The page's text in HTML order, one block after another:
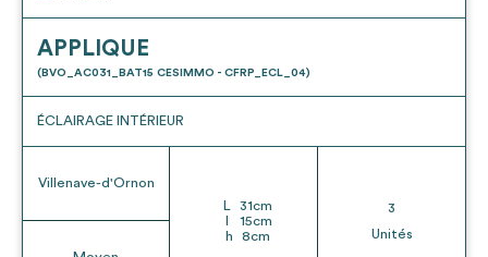
APPLIQUE
(BVO_AC031_BAT15 CESIMMO - CFRP_ECL_04)
ÉCLAIRAGE INTÉRIEUR
Villenave-d'Ornon
L 31cm
15cm
h
8cm
3
Unités